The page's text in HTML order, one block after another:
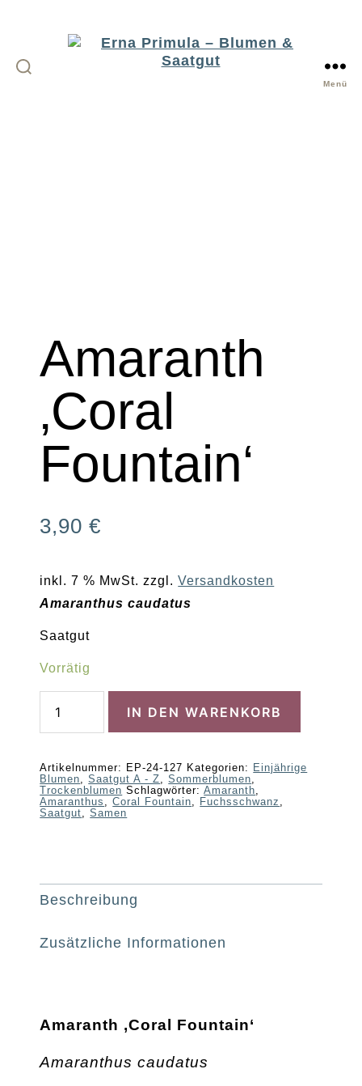
Menü
Amaranth
‚Coral
Fountain‘
3,90€
inkl. 7 % MwSt. zzgl.Versandkosten
Amaranthus caudatus
Saatgut
Vorrätig
'Coral
IN DEN WARENKORB
Artikelnummer: EP-24-127 Kategorien:
Einjährige
Blumen ,Saatgut A - Z ,Sommerblumen
Trockenblumen Schlagwörter:Amaranth
Amaranthus
,Coral Fountain Fuchsschwanz
Saatgut ,Samen
Beschreibung
Zusätzliche Informationen
Amaranth ‚Coral Fountain‘
Amaranthus caudatus